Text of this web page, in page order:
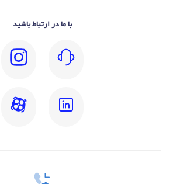
با ما در ارتباط باشید